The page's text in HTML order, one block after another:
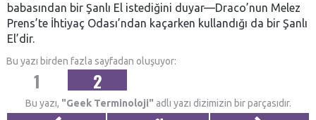
babasından bir Şanlı El istediğini duyar—Draco’nun Melez
Prens’te İhtiyaç Odası’ndan kaçarken kullandığı da bir Şanlı
El’dir.
Bu yazı birden fazla sayfadan oluşuyor:
1 2
Bu yazı, "Geek Terminoloji" adlı yazı dizimizin bir parçasıdır.